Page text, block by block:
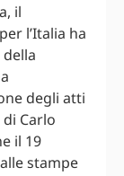
il
l’Italia ha
degli atti
Carlo
il 19
stampe